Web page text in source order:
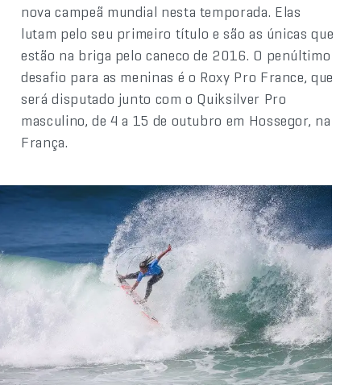
nova campeã mundial nesta temporada. Elas
lutam pelo seu primeiro título e são as únicas que
estão na briga pelo caneco de 2016. O penúltimo
desafio para as meninas é o Roxy Pro France, que
será disputado junto com o Quiksilver Pro
masculino, de 4 a 15 de outubro em Hossegor, na
França.